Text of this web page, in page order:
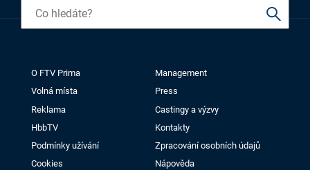
O FTV Prima
Management
Volná místa
Press
Reklama
Castingy a výzvy
HbbTV
Kontakty
Podmínky užívání
Zpracování osobních údajů
Cookies
Nápověda